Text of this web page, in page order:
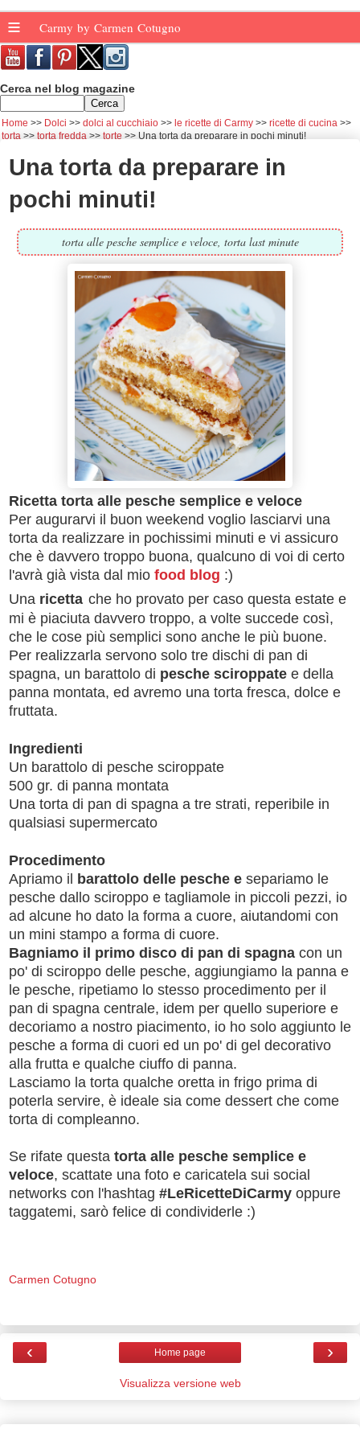
≡ Carmy by Carmen Cotugno
Cerca nel blog magazine
Home Dolci dolci al cucchiaio le ricette di Carmy
ricette di cucina
torta
torta fredda torte Una torta da preparare in pochi minuti!
Una torta da preparare in
pochi minuti!
torta alle pesche semplice e veloce, torta last minute
Ricetta torta alle pesche semplice e veloce
Per augurarvi il buon weekend voglio lasciarvi una
torta da realizzare in pochissimi minuti e vi assicuro
che è davvero troppo buona, qualcuno di voi di certo
l'avrà già vista dal mio food blog :)
Una ricetta che ho provato per caso questa estate e
mi è piaciuta davvero troppo, a volte succede così,
che le cose più semplici sono anche le più buone.
Per realizzarla servono solo tre dischi di pan di
spagna, un barattolo di pesche sciroppate e della
panna montata, ed avremo una torta fresca, dolce e
fruttata.
Ingredienti
Un barattolo di pesche sciroppate
500 gr. di panna montata
Una torta di pan di spagna a tre strati, reperibile in
qualsiasi supermercato
Procedimento
Apriamo il barattolo delle pesche e separiamo le
pesche dallo sciroppo e tagliamole in piccoli pezzi, io
ad alcune ho dato la forma a cuore, aiutandomi con
un mini stampo a forma di cuore.
Bagniamo il primo disco di pan di spagna con un
po' di sciroppo delle pesche, aggiungiamo la panna e
le pesche, ripetiamo lo stesso procedimento per il
pan di spagna centrale, idem per quello superiore e
decoriamo a nostro piacimento, io ho solo aggiunto le
pesche a forma di cuori ed un po' di gel decorativo
alla frutta e qualche ciuffo di panna.
Lasciamo la torta qualche oretta in frigo prima di
poterla servire, è ideale sia come dessert che come
torta di compleanno.
Se rifate questa torta alle pesche semplice e
veloce, scattate una foto e caricatela sui social
networks con l'hashtag #LeRicetteDiCarmy oppure
taggatemi, sarò felice di condividerle :)
Carmen Cotugno
‹ ›
Home page
Visualizza versione web